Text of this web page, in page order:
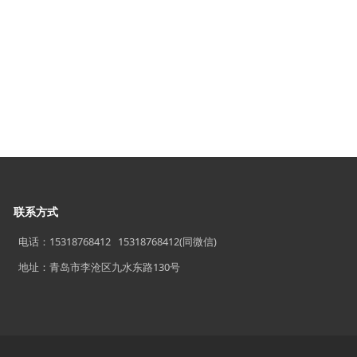
联系方式
电话：15318768412 15318768412(同微信)
地址：青岛市李沧区九水东路130号